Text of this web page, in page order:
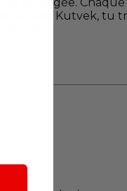
Avec Kutvek, tu